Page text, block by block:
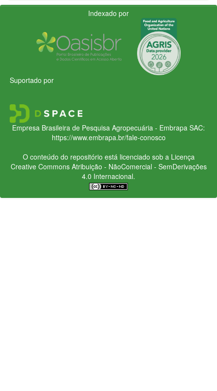
Indexado por
Suportado por
Empresa Brasileira de Pesquisa Agropecuária - Embrapa SAC:
https://www.embrapa.br/fale-conosco
O conteúdo do repositório está licenciado sob a Licença
Creative CommonsAtribuição - NãoComercial - SemDerivações
4.0 Internacional.